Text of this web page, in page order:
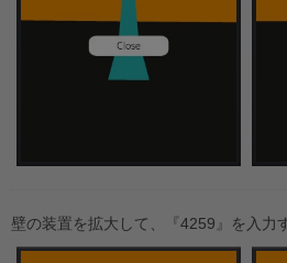
壁の装置を拡大して、『4259』を入力